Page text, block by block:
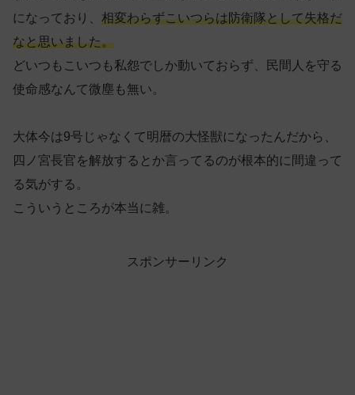
になっており、 相変わらずこいつらは防衛隊として失格だ
なと思いました。
どいつもこいつも私怨でしか動いておらず、民間人を守る
使命感なんて微塵も無い。
大体今は9号じゃなくて明暦の大怪獣になったんだから、
四ノ宮長官を解放するとか言ってるのが根本的に間違って
る気がする。
こういうところが本当に雑。
スポンサーリンク